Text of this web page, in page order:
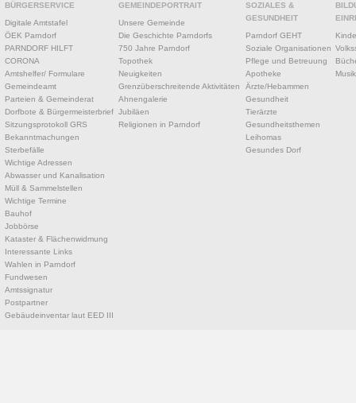
BÜRGERSERVICE
Digitale Amtstafel
ÖEK Parndorf
PARNDORF HILFT
CORONA
Amtshelfer/ Formulare
Gemeindeamt
Parteien & Gemeinderat
Dorfbote & Bürgermeisterbrief
Sitzungsprotokoll GRS
Bekanntmachungen
Sterbefälle
Wichtige Adressen
Abwasser und Kanalisation
Müll & Sammelstellen
Wichtige Termine
Bauhof
Jobbörse
Kataster & Flächenwidmung
Interessante Links
Wahlen in Parndorf
Fundwesen
Amtssignatur
Postpartner
Gebäudeinventar laut EED III
GEMEINDEPORTRAIT
Unsere Gemeinde
Die Geschichte Parndorfs
750 Jahre Parndorf
Topothek
Neuigkeiten
Grenzüberschreitende Aktivitäten
Ahnengalerie
Jubiläen
Religionen in Parndorf
SOZIALES &
GESUNDHEIT
Parndorf GEHT
Soziale Organisationen
Pflege und Betreuung
Apotheke
Ärzte/Hebammen
Gesundheit
Tierärzte
Gesundheitsthemen
Leihomas
Gesundes Dorf